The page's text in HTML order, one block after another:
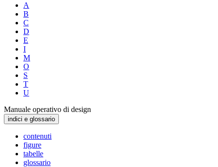
A
B
C
D
E
I
M
O
S
T
U
Manuale operativo di design
indici e glossario
contenuti
figure
tabelle
glossario